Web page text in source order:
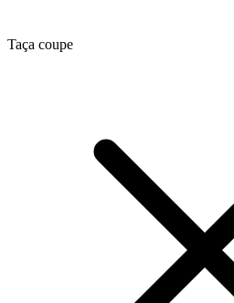
Taça coupe